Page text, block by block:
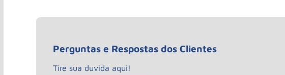
Perguntas e Respostas dos Clientes
Tire sua duvida aqui!